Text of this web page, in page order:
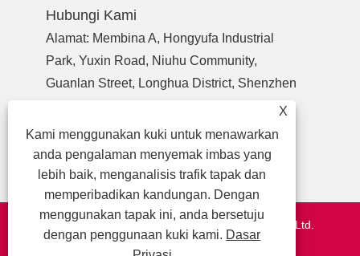
Hubungi Kami
Alamat: Membina A, Hongyufa Industrial
Park, Yuxin Road, Niuhu Community,
Guanlan Street, Longhua District, Shenzhen
Tel:
+86-755-27990932
telefon:+86-13713718026
E-mel:wzl@szydr.com
Hak Cipta © 2021 Shenzhen Ydr Connector Co., Ltd.
http://www.szydr.com/
X
Kami menggunakan kuki untuk menawarkan
anda pengalaman menyemak imbas yang
lebih baik, menganalisis trafik tapak dan
memperibadikan kandungan. Dengan
menggunakan tapak ini, anda bersetuju
dengan penggunaan kuki kami. Dasar